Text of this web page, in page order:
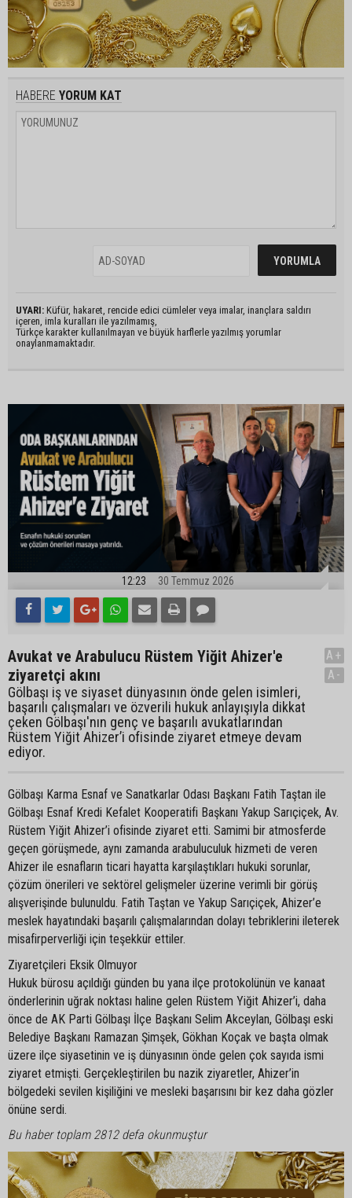
HABERE YORUM KAT
UYARI: Küfür, hakaret, rencide edici cümleler veya imalar, inançlara saldırı
içeren, imla kuralları ile yazılmamış,
Türkçe karakter kullanılmayan ve büyük harflerle yazılmış yorumlar
onaylanmamaktadır.
12:23 30 Temmuz 2026
Avukat ve Arabulucu Rüstem Yiğit Ahizer'e
ziyaretçi akını
Gölbaşı iş ve siyaset dünyasının önde gelen isimleri,
başarılı çalışmaları ve özverili hukuk anlayışıyla dikkat
çeken Gölbaşı'nın genç ve başarılı avukatlarından
Rüstem Yiğit Ahizer’i ofisinde ziyaret etmeye devam
ediyor.
A+
A-
Gölbaşı Karma Esnaf ve Sanatkarlar Odası Başkanı Fatih Taştan ile
Gölbaşı Esnaf Kredi Kefalet Kooperatifi Başkanı Yakup Sarıçiçek, Av.
Rüstem Yiğit Ahizer’i ofisinde ziyaret etti. Samimi bir atmosferde
geçen görüşmede, aynı zamanda arabuluculuk hizmeti de veren
Ahizer ile esnafların ticari hayatta karşılaştıkları hukuki sorunlar,
çözüm önerileri ve sektörel gelişmeler üzerine verimli bir görüş
alışverişinde bulunuldu. Fatih Taştan ve Yakup Sarıçiçek, Ahizer’e
meslek hayatındaki başarılı çalışmalarından dolayı tebriklerini ileterek
misafirperverliği için teşekkür ettiler.
Ziyaretçileri Eksik Olmuyor
Hukuk bürosu açıldığı günden bu yana ilçe protokolünün ve kanaat
önderlerinin uğrak noktası haline gelen Rüstem Yiğit Ahizer’i, daha
önce de AK Parti Gölbaşı İlçe Başkanı Selim Akceylan, Gölbaşı eski
Belediye Başkanı Ramazan Şimşek, Gökhan Koçak ve başta olmak
üzere ilçe siyasetinin ve iş dünyasının önde gelen çok sayıda ismi
ziyaret etmişti. Gerçekleştirilen bu nazik ziyaretler, Ahizer’in
bölgedeki sevilen kişiliğini ve mesleki başarısını bir kez daha gözler
önüne serdi.
Bu haber toplam 2812 defa okunmuştur